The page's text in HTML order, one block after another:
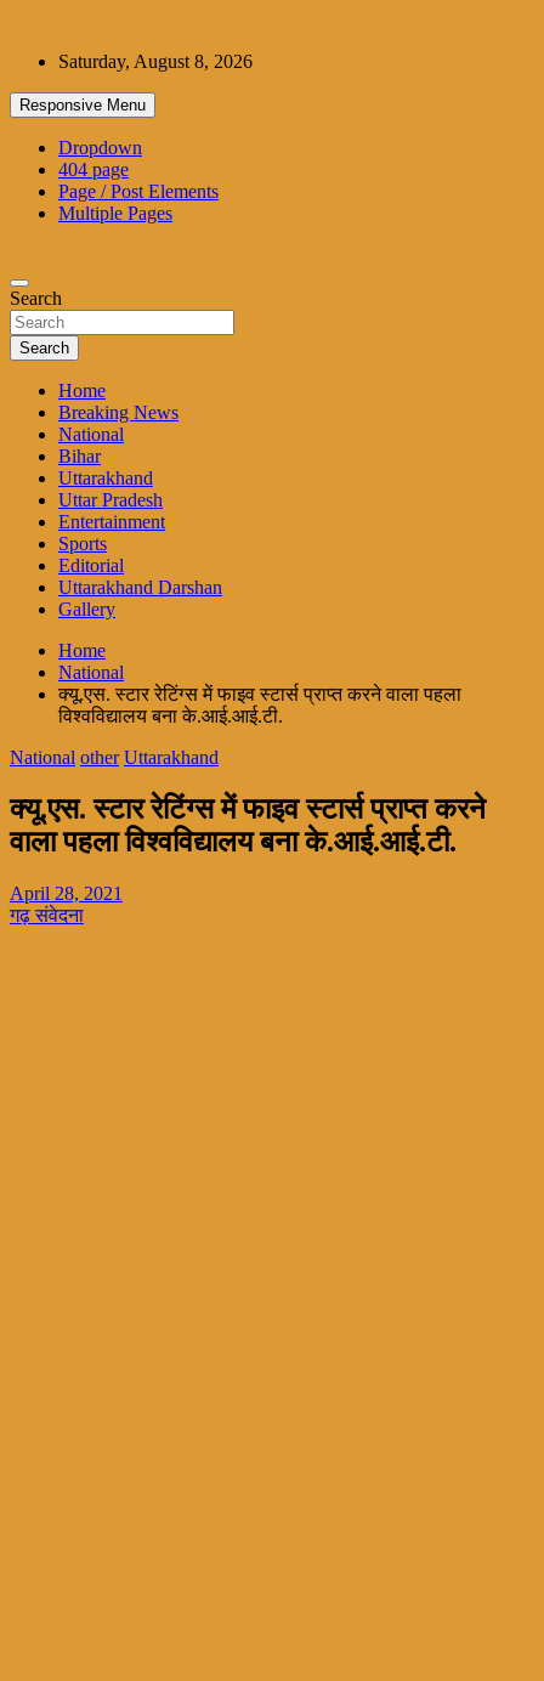
contentSaturday, August 8, 2026
Responsive Menu
Dropdown
404 page
Page / Post Elements
Multiple Pages
Search
Search
Home
Breaking News
National
Bihar
Uttarakhand
Uttar Pradesh
Entertainment
Sports
Editorial
Uttarakhand Darshan
Gallery
Home
National
क्यू.एस. स्टार रेटिंग्स में फाइव स्टार्स प्राप्त करने वाला पहला
विश्वविद्यालय बना के.आई.आई.टी.
National other Uttarakhand
क्यू.एस. स्टार रेटिंग्स में फाइव स्टार्स प्राप्त करने
वाला पहला विश्वविद्यालय बना के.आई.आई.टी.
April 28, 2021
गढ़ संवेदना